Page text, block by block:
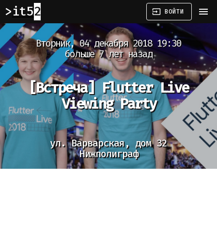
it52 input ВОЙТИ menu
Вторник, 04 декабря 2018 19:30
больше 7 лет назад
[Встреча]
Flutter Live
Viewing Party
ул. Варварская, дом 32
Нижполиграф